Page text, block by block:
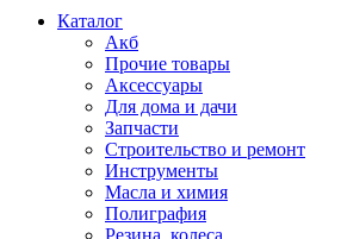
Каталог
Акб
Прочие товары
Аксессуары
Для дома и дачи
Запчасти
Строительство и ремонт
Инструменты
Масла и химия
Полиграфия
Резина, колеса